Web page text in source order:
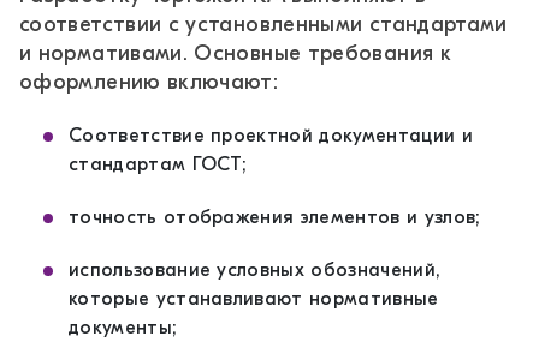
соответствии с установленными стандартами
и нормативами. Основные требования к
оформлению включают:
Соответствие проектной документации и
стандартам ГОСТ;
точность отображения элементов и узлов;
использование условных обозначений,
которые устанавливают нормативные
документы;